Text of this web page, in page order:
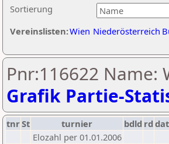
Sortierung
Vereinslisten:Wien Niederösterreich
Pnr:116622 Name:
Grafik Partie-
tnrSt turnier bdld rd
Elozahl per 01.01.2006